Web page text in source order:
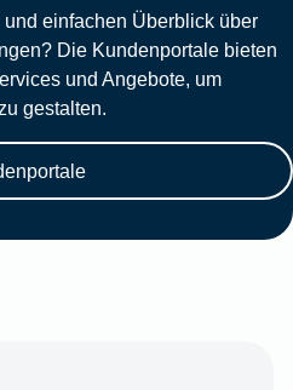
einfachen Überblick über
Die Kundenportale bieten
und Angebote, um
gestalten.